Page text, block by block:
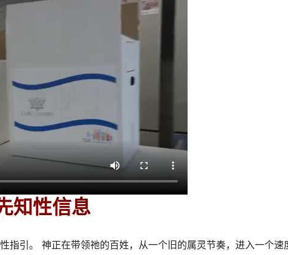
知性信息
指引。
神正在带领祂的百姓，从一个旧的属灵节奏，进入一个速